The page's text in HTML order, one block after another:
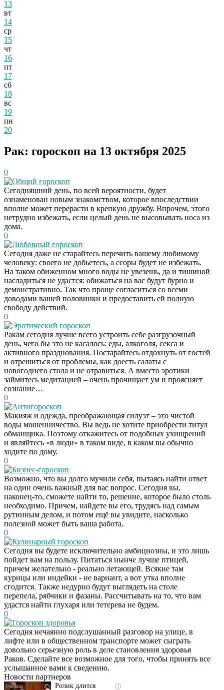
13
вт
14
ср
15
чт
16
пт
17
сб
18
вс
19
пн
20
Рак: гороскоп на 13 октября 2025
0
Общий гороскоп
Сегодняшний день, по всей вероятности, будет
ознаменован новым знакомством, которое впоследствии
вполне может перерасти в крепкую дружбу. Впрочем, этого
нетрудно избежать, если целый день не высовывать носа из
дома.
0
Любовный гороскоп
Сегодня даже не старайтесь перечить вашему любимому
человеку: своего не добьетесь, а ссоры будет не избежать.
На таком обиженном много воды не увезешь, да и тишиной
насладиться не удастся: обижаться на вас будут бурно и
демонстративно. Так что проще согласиться со всеми
доводами вашей половинки и предоставить ей полную
свободу действий.
0
Эротический гороскоп
Ракам сегодня лучше всего устроить себе разгрузочный
день, чего бы это не касалось: еды, алкоголя, секса и
активного празднования. Постарайтесь отдохнуть от гостей
и отрешиться от проблемы, как доесть салаты с
новогоднего стола и не отравиться. А вместо эротики
займитесь медитацией – очень прочищает ум и проясняет
сознание…
0
Антигороскоп
Макияж и одежда, преображающая силуэт – это чистой
воды мошенничество. Вы ведь не хотите приобрести титул
обманщика. Поэтому откажитесь от подобных ухищрений
и являйтесь «в люди» в таком виде, в каком вы обычно
ходите по дому.
0
Бизнес-гороскоп
Возможно, что вы долго мучили себя, пытаясь найти ответ
на один очень важный для вас вопрос. Сегодня вы,
наконец-то, сможете найти то, решение, которое было столь
необходимо. Причем, найдете вы его, трудясь над самым
рутинным делом, и потом ещё вы увидите, насколько
полезной может быть ваша работа.
0
Кулинарный гороскоп
Сегодня вы будете исключительно амбициозны, и это лишь
пойдет вам на пользу. Питаться нынче лучше птицей,
причем желательно - реально летающей. Всякие там
курицы или индейки - не вариант, а вот утка вполне
сгодится. Также недурно будут выглядеть на столе
перепела, рябчики и фазаны. Рассчитывать на то, что вам
удастся найти глухаря или тетерева не будем.
0
Гороскоп здоровья
Сегодня нечаянно подслушанный разговор на улице, в
лифте или в общественном транспорте может сыграть
довольно серьезную роль в деле становления здоровья
Раков. Сделайте все возможное для того, чтобы принять все
услышанное вами к сведению.
Новости партнеров
i
Скрытая камера на
пляже Крыма: Что
люди вытворяют, когда
их не видят...
i
Ролик длится